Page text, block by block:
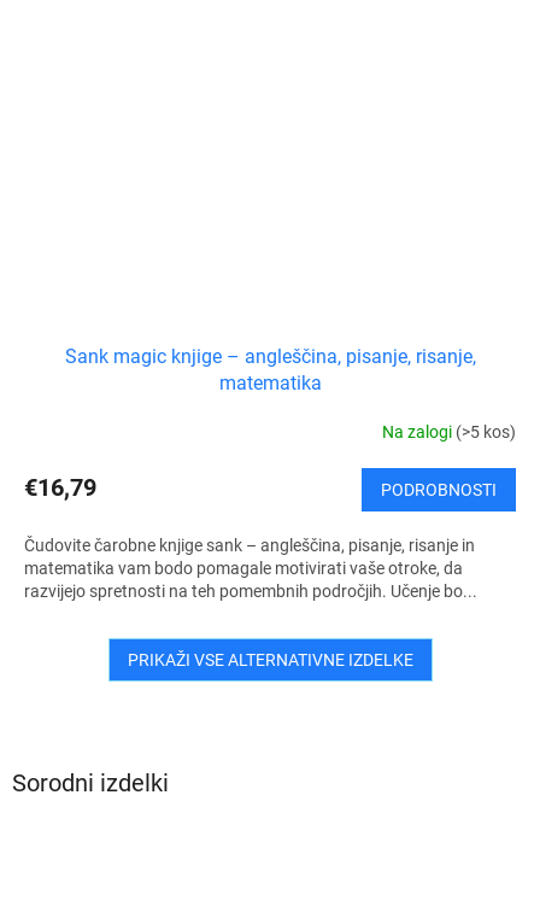
Sorodni izdelki
Sank magic knjige – angleščina, pisanje, risanje,
matematika
Na zalogi (>5 kos)
€16,79 PODROBNOSTI
Čudovite čarobne knjige sank – angleščina, pisanje, risanje in
matematika vam bodo pomagale motivirati vaše otroke, da
razvijejo spretnosti na teh pomembnih področjih. Učenje bo...
PRIKAŽI VSE ALTERNATIVNE IZDELKE